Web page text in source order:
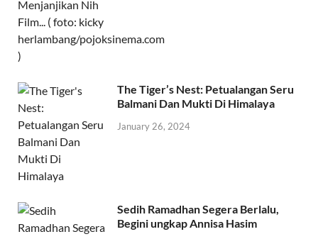
The Tiger’s Nest: Petualangan Seru
Balmani Dan Mukti Di Himalaya
January 26, 2024
Sedih Ramadhan Segera Berlalu,
Begini ungkap Annisa Hasim